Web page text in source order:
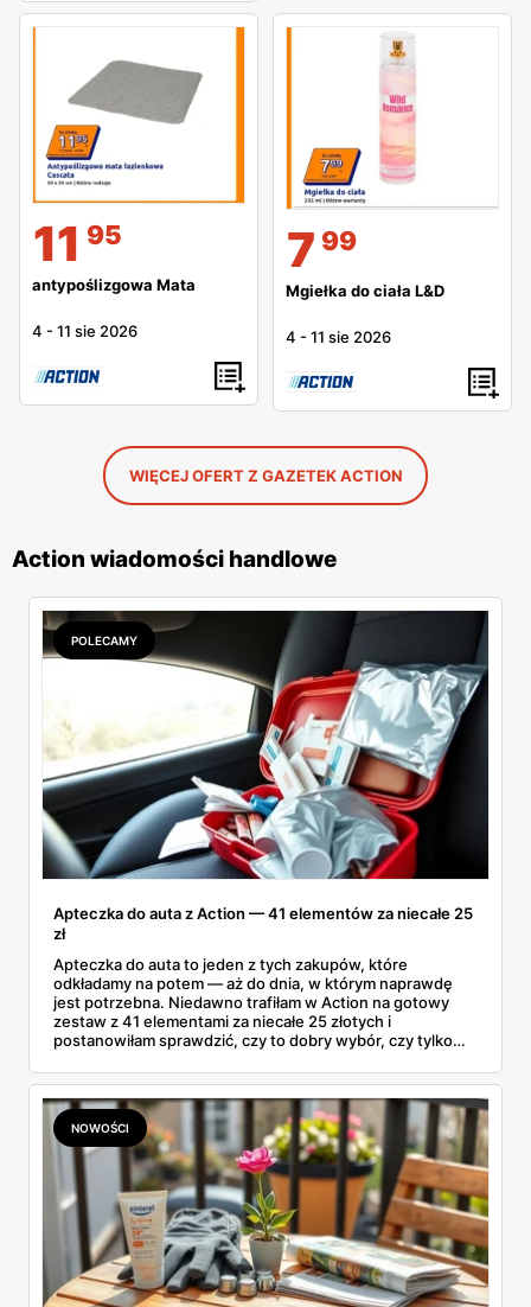
11 95
antypoślizgowa Mata
4 -11 sie 2026
7 99
Mgiełka do ciała L&D
4 -11 sie 2026
WIĘCEJ OFERT Z GAZETEK ACTION
Action wiadomości handlowe
POLECAMY
Apteczka do auta z Action — 41 elementów za niecałe 25
zł
Apteczka do auta to jeden z tych zakupów, które
odkładamy na potem — aż do dnia, w którym naprawdę
jest potrzebna. Niedawno trafiłam w Action na gotowy
zestaw z 41 elementami za niecałe 25 złotych i
postanowiłam sprawdzić, czy to dobry wybór, czy tylko
wątpliwość, która od tygodni krąży po sieci: czy apteczka
samochodowa jest już obowiązkowa w 2026 roku. Bo
wokół tego tematu narosło całkiem sporo mitów.
NOWOŚCI